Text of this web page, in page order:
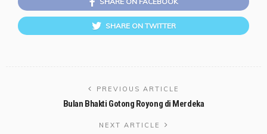
SHARE ON TWITTER
PREVIOUS ARTICLE
Bulan Bhakti Gotong Royong di Merdeka
NEXT ARTICLE